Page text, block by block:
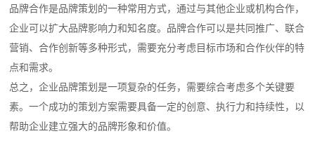
品牌合作是品牌策划的一种常用方式，通过与其他企业或机构合作，
企业可以扩大品牌影响力和知名度。品牌合作可以是共同推广、联合
营销、合作创新等多种形式，需要充分考虑目标市场和合作伙伴的特
点和需求。
总之，企业品牌策划是一项复杂的任务，需要综合考虑多个关键要
素。一个成功的策划方案需要具备一定的创意、执行力和持续性，以
帮助企业建立强大的品牌形象和价值。